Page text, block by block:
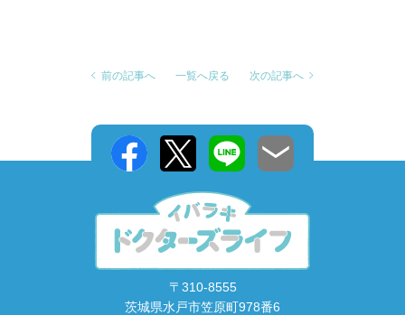
前の記事へ 一覧へ戻る 次の記事へ
〒310-8555
茨城県水戸市笠原町978番6